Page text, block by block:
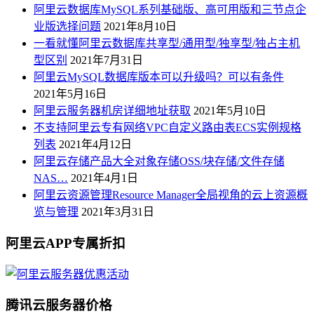
阿里云数据库MySQL系列基础版、高可用版和三节点企
业版选择问题 2021年8月10日
一看就懂阿里云数据库共享型/通用型/独享型/独占主机
型区别 2021年7月31日
阿里云MySQL数据库版本可以升级吗？可以有条件
2021年5月16日
阿里云服务器机房详细地址获取 2021年5月10日
不支持阿里云专有网络VPC自定义路由表ECS实例规格
列表 2021年4月12日
阿里云存储产品大全对象存储OSS/块存储/文件存储
NAS… 2021年4月1日
阿里云资源管理Resource Manager全局视角的云上资源概
览与管理 2021年3月31日
阿里云APP专属折扣
腾讯云服务器价格